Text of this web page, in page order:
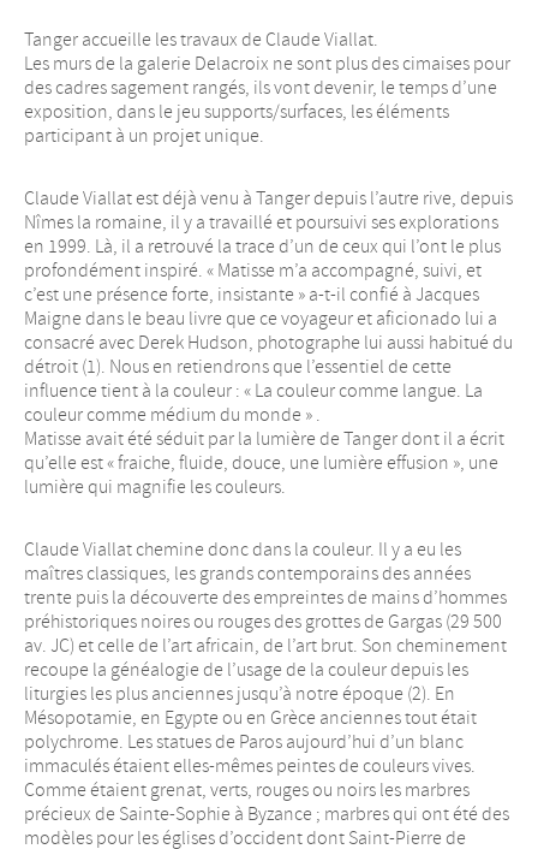
Tanger accueille les travaux de Claude Viallat.
Les murs de la galerie Delacroix ne sont plus des cimaises pour
des cadres sagement rangés, ils vont devenir, le temps d’une
exposition, dans le jeu supports/surfaces, les éléments
participant à un projet unique.
Claude Viallat est déjà venu à Tanger depuis l’autre rive, depuis
Nîmes la romaine, il y a travaillé et poursuivi ses explorations
en 1999. Là, il a retrouvé la trace d’un de ceux qui l’ont le plus
profondément inspiré. « Matisse m’a accompagné, suivi, et
c’est une présence forte, insistante » a-t-il confié à Jacques
Maigne dans le beau livre que ce voyageur et aficionado lui a
consacré avec Derek Hudson, photographe lui aussi habitué du
détroit (1). Nous en retiendrons que l’essentiel de cette
influence tient à la couleur : « La couleur comme langue. La
couleur comme médium du monde » .
Matisse avait été séduit par la lumière de Tanger dont il a écrit
qu’elle est « fraiche, fluide, douce, une lumière effusion », une
lumière qui magnifie les couleurs.
Claude Viallat chemine donc dans la couleur. Il y a eu les
maîtres classiques, les grands contemporains des années
trente puis la découverte des empreintes de mains d’hommes
préhistoriques noires ou rouges des grottes de Gargas (29 500
av. JC) et celle de l’art africain, de l’art brut. Son cheminement
recoupe la généalogie de l’usage de la couleur depuis les
liturgies les plus anciennes jusqu’à notre époque (2). En
Mésopotamie, en Egypte ou en Grèce anciennes tout était
polychrome. Les statues de Paros aujourd’hui d’un blanc
immaculés étaient elles-mêmes peintes de couleurs vives.
Comme étaient grenat, verts, rouges ou noirs les marbres
précieux de Sainte-Sophie à Byzance ; marbres qui ont été des
modèles pour les églises d’occident dont Saint-Pierre de